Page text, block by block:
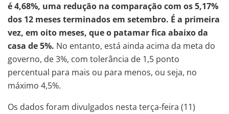
é 4,68%, uma redução na comparação com os 5,17%
dos 12 meses terminados em setembro. É a primeira
vez, em oito meses, que o patamar fica abaixo da
casa de 5%. No entanto, está ainda acima da meta do
governo, de 3%, com tolerância de 1,5 ponto
percentual para mais ou para menos, ou seja, no
máximo 4,5%.
Os dados foram divulgados nesta terça-feira (11)